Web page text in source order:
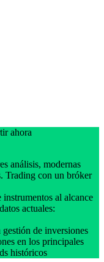
ahora
análisis, modernas
Trading con un bróker
al alcance
actuales:
de inversiones
en los principales
históricos